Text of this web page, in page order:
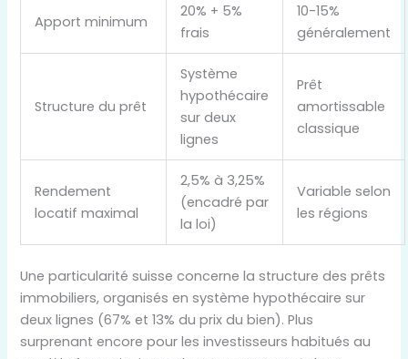
Apport minimum
20% + 5%
frais
10-15%
généralement
Structure du prêt
Système
hypothécaire
sur deux
lignes
Prêt
amortissable
classique
Rendement
locatif maximal
2,5% à 3,25%
(encadré par
la loi)
Variable selon
les régions
Une particularité suisse concerne la structure des prêts
immobiliers, organisés en système hypothécaire sur
deux lignes (67% et 13% du prix du bien). Plus
surprenant encore pour les investisseurs habitués au